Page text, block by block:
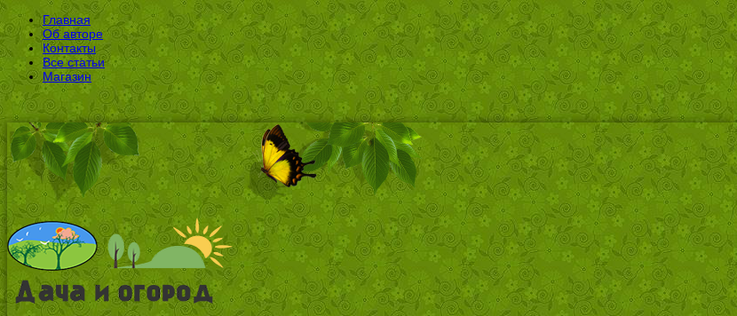
Главная
Об авторе
Контакты
Все статьи
Магазин